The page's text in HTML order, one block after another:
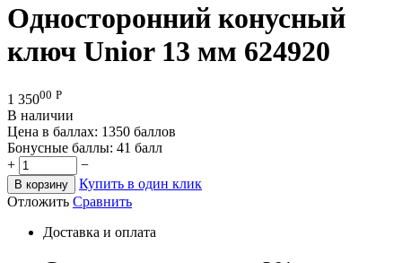
Односторонний конусный
ключ Unior 13 мм 624920
1 35000 Р
В наличии
Цена в баллах: 1350 баллов
Бонусные баллы: 41 балл
+
−
В корзину
Купить в один клик
Отложить Сравнить
Доставка и оплата